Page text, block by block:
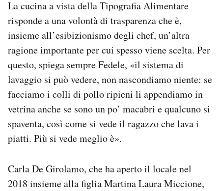
La cucina a vista della Tipografia Alimentare
risponde a una volontà di trasparenza che è,
insieme all’esibizionismo degli chef, un’altra
ragione importante per cui spesso viene scelta. Per
questo, spiega sempre Fedele, «il sistema di
lavaggio si può vedere, non nascondiamo niente: se
facciamo i colli di pollo ripieni li appendiamo in
vetrina anche se sono un po’ macabri e qualcuno si
spaventa, così come si vede il ragazzo che lava i
piatti. Più si vede meglio è».
Carla De Girolamo, che ha aperto il locale nel
2018 insieme alla figlia Martina Laura Miccione,